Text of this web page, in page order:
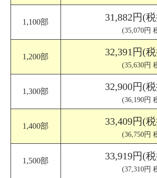
1,100部 31,882円(
(35,070円
1,200部 32,391円(
(35,630円
1,300部 32,900円(
(36,190円
1,400部 33,409円(
(36,750円
1,500部 33,919円(
(37,310円